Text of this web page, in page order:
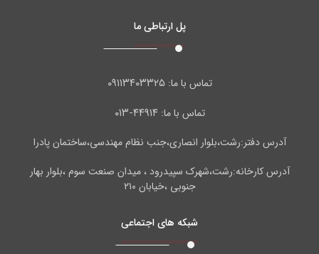
پل ارتباطی ما
تماس با ما:۰۹۱۱۳۴۰۳۳۲۵
تماس با ما: ۴۴۹۱۴-۰۱۳
آدرس دفتر:رشت،بلوار انصاری،جنب نظام مهندسی،ساختمان پادرا
آدرس کارخانه:رشت،شهرک سپیدرود ، میدان صنعت سوم ،بلوار بهار
جنوبی ،خیابان ۲۱۰
شبکه های اجتماعی